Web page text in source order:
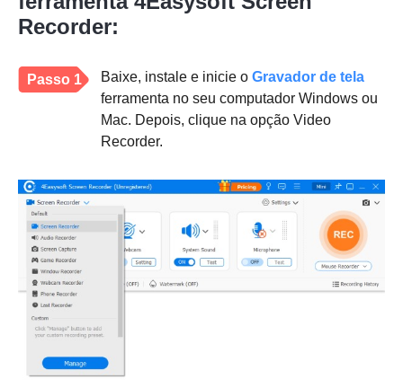
Recorder:
Passo 1 Baixe, instale e inicie o Gravador de tela
ferramenta no seu computador Windows ou
Mac. Depois, clique na opção Video
Recorder.